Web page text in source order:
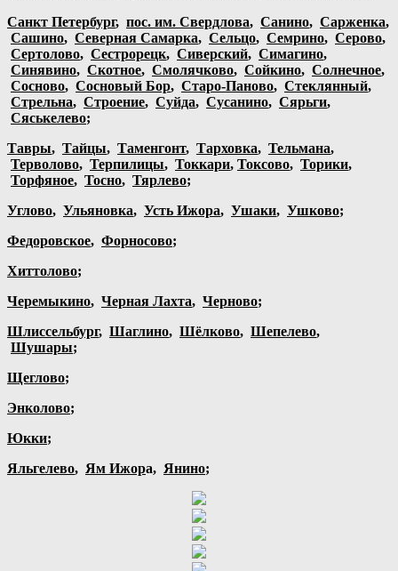
Санкт Петербург, пос. им. Свердлова, Санино, Сарженка,
Сашино, Северная Самарка, Сельцо, Семрино, Серово,
Сертолово, Сестрорецк, Сиверский, Симагино,
Синявино, Скотное, Смолячково, Сойкино, Солнечное,
Сосново, Сосновый Бор, Старо-Паново, Стеклянный,
Стрельна, Строение, Суйда, Сусанино, Сярьги,
Сяськелево;
Тавры, Тайцы, Таменгонт, Тарховка, Тельмана,
Терволово, Терпилицы, Токкари, Токсово, Торики,
Торфяное, Тосно, Тярлево;
Углово, Ульяновка, Усть Ижора, Ушаки, Ушково;
Федоровское, Форносово;
Хиттолово;
Черемыкино, Черная Лахта, Черново;
Шлиссельбург, Шаглино, Шёлково, Шепелево,
Шушары;
Щеглово;
Энколово;
Юкки;
Яльгелево, Ям Ижора, Янино;